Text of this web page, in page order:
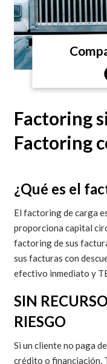
Factoring
Factoring
¿Qué es el
El factoring de carga
proporciona capital
factoring de sus
sus facturas con
efectivo inmediato y
SIN
RIESGO
Si un cliente no paga
crédito o financiación,